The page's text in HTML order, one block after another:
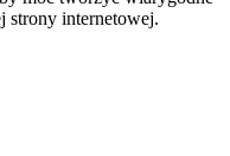
strony internetowej.